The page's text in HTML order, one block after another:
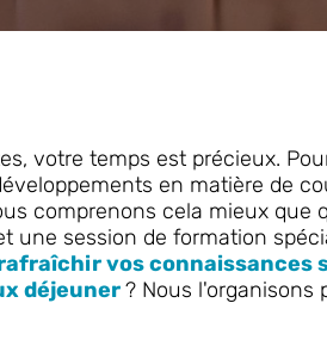
votre temps est précieux.
en matière de
comprenons cela mieux que
une session de formation
vos connaissances
déjeuner? Nous l'organisons